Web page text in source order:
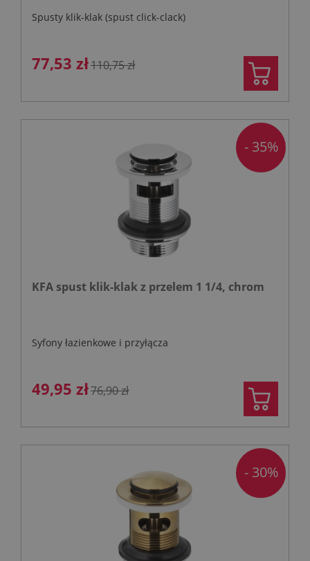
Spusty klik-klak (spust click-clack)
77,53 zł110,75 zł
KFA spust klik-klak z przelem 1 1/4, chrom
Syfony łazienkowe i przyłącza
49,95 zł76,90 zł
- 35%
- 30%